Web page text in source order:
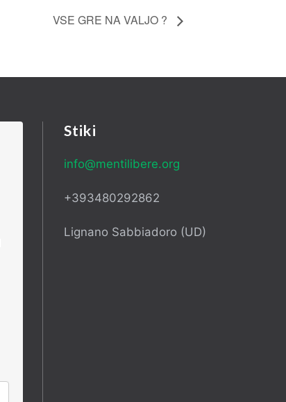
VSE GRE NA VALJO ?
Stiki
info@mentilibere.org
+393480292862
Lignano Sabbiadoro (UD)